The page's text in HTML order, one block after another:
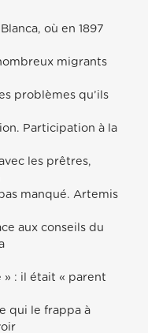
où en 1897
migrants
problèmes qu’ils
Participation à la
les prêtres,
manqué. Artemis
aux conseils du
» : il était « parent
qui le frappa à